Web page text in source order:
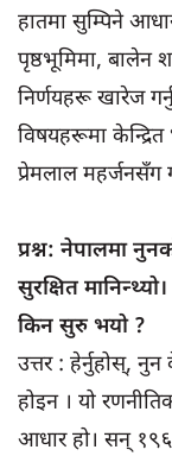
हातमा सुम्पिने
पृष्ठभूमिमा, बालेन
निर्णयहरू खारेज
विषयहरूमा केन्द्रित
प्रेमलाल महर्जनसँग
प्रश्न: नेपालमा
सुरक्षित
किन सुरु भयो ?
उत्तर : हेर्नुहोस्,
होइन । यो
आधार हो। सन्